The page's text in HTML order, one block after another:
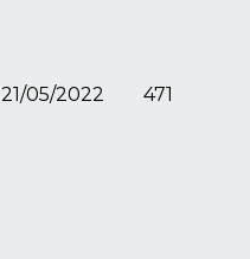
21/05/2022 471